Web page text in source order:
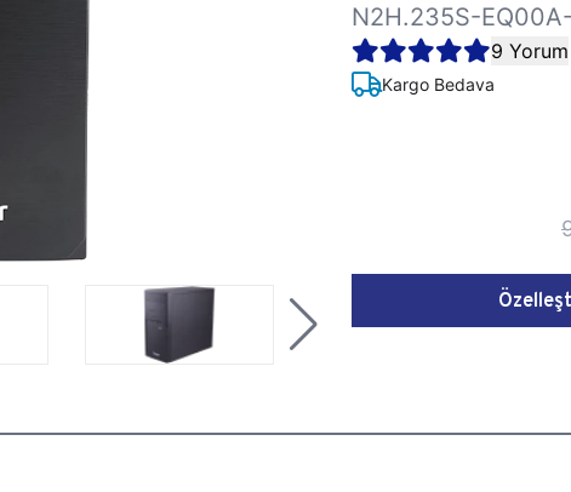
N2H.235S-
9 Yorum
Kargo Bedava